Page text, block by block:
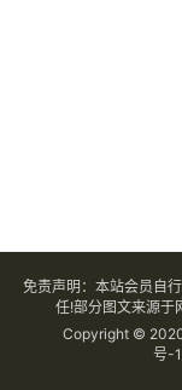
免责声明：本站会员自
任!部分图文来源于
Copyright ©
号-1